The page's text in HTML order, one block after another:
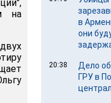
на
в
они
20:38
Дело
ГРУ в